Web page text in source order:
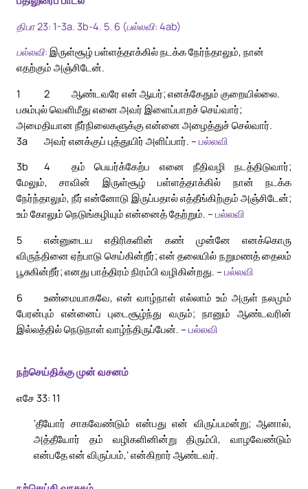
திபா 23: 1-3a. 3b-4. 5. 6 (பல்லவி: 4ab)
பல்லவி: இருள்சூழ் பள்ளத்தாக்கில் நடக்க நேர்ந்தாலும், நான்
எதற்கும் அஞ்சிடேன்.
1
ஆண்டவரே என் ஆயர்; எனக்கேதும் குறையில்லை.
2
பசும்புல் வெளிமீது எனை அவர் இளைப்பாறச் செய்வார்;
அமைதியான நீர்நிலைகளுக்கு என்னை அழைத்துச் செல்வார்.
3a
அவர் எனக்குப் புத்துயிர் அளிப்பார். – பல்லவி
3b
தம் பெயர்க்கேற்ப எனை நீதிவழி நடத்திடுவார்;
4
மேலும், சாவின் இருள்சூழ் பள்ளத்தாக்கில் நான் நடக்க
நேர்ந்தாலும், நீர் என்னோடு இருப்பதால் எத்தீங்கிற்கும் அஞ்சிடேன்;
உம் கோலும் நெடுங்கழியும் என்னைத் தேற்றும். – பல்லவி
5
என்னுடைய எதிரிகளின் கண் முன்னே எனக்கொரு
விருந்தினை ஏற்பாடு செய்கின்றீர்; என் தலையில் நறுமணத் தைலம்
பூசுகின்றீர்; எனது பாத்திரம் நிரம்பி வழிகின்றது. – பல்லவி
6
உண்மையாகவே, என் வாழ்நாள் எல்லாம் உம் அருள் நலமும்
பேரன்பும் என்னைப் புடைசூழ்ந்து வரும்; நானும் ஆண்டவரின்
இல்லத்தில் நெடுநாள் வாழ்ந்திருப்பேன். – பல்லவி
நற்செய்திக்கு முன் வசனம்
எசே 33: 11
‘தீயோர் சாகவேண்டும் என்பது என் விருப்பமன்று; ஆனால்,
அத்தீயோர் தம் வழிகளினின்று திரும்பி, வாழவேண்டும்
என்பதே என் விருப்பம்,’ என்கிறார் ஆண்டவர்.